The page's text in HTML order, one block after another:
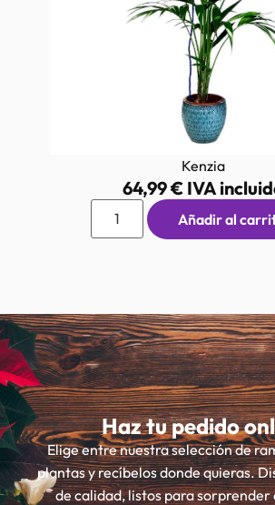
Kenzia
64,99€ IVA
Añadir al
Haz tu pedido
Elige entre nuestra selección de
plantas y recíbelos donde quieras.
de calidad, listos para sorprender